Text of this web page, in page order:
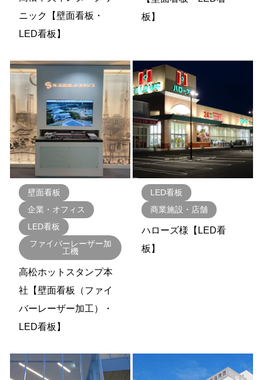
ニック【壁面看板・
LED看板】
板】
壁面看板
企業・オフィス
LED看板
ファイバーレーザー加
工機
高松ホットスタンプ本
社【壁面看板（ファイ
バーレーザー加工）・
LED看板】
LED看板
商業施設・店舗
ハローズ様【LED看
板】